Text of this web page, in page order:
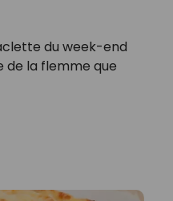
du week-end
de la flemme que